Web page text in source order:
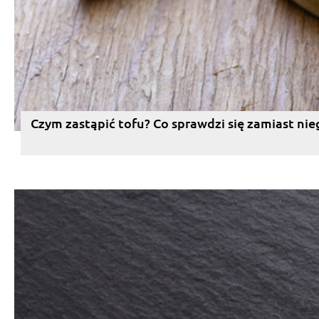
Czym zastąpić tofu? Co sprawdzi się zamiast